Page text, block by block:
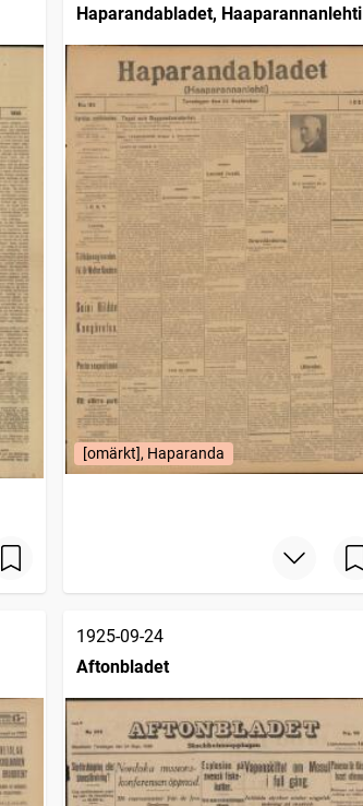
Haparandabladet, Haaparannanlehti
[omärkt], Haparanda
1925-09-24
Aftonbladet